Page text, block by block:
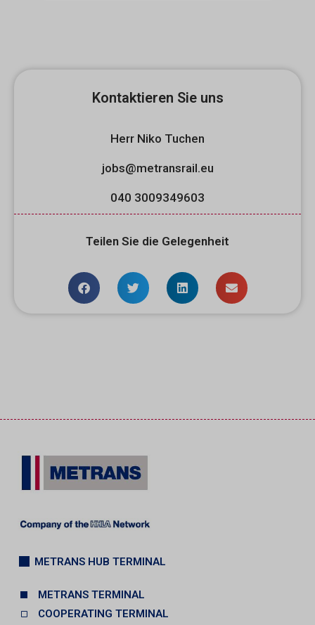
Kontaktieren Sie uns
Herr Niko Tuchen
jobs@metransrail.eu
040 3009349603
Teilen Sie die Gelegenheit
METRANS HUB TERMINAL
METRANS TERMINAL
COOPERATING TERMINAL